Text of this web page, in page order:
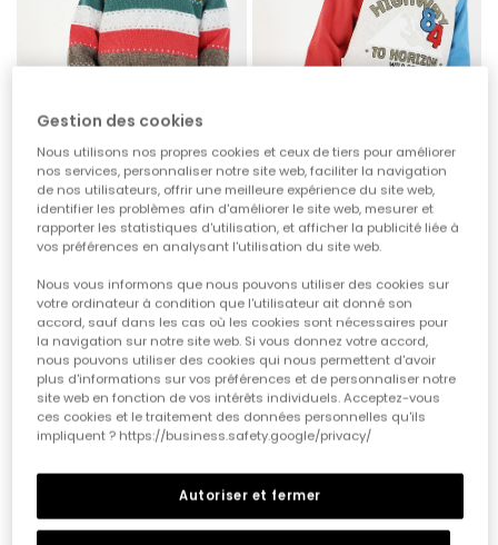
Pull garçon écru à rayures multicolores
39,95 €
Sweat-shirt molleton écru garçon à capuche Highway 84
35,95 €
Gestion des cookies
Nous utilisons nos propres cookies et ceux de tiers pour améliorer
nos services, personnaliser notre site web, faciliter la navigation
de nos utilisateurs, offrir une meilleure expérience du site web,
identifier les problèmes afin d'améliorer le site web, mesurer et
rapporter les statistiques d'utilisation, et afficher la publicité liée à
vos préférences en analysant l'utilisation du site web.
Nous vous informons que nous pouvons utiliser des cookies sur
votre ordinateur à condition que l'utilisateur ait donné son
accord, sauf dans les cas où les cookies sont nécessaires pour
la navigation sur notre site web. Si vous donnez votre accord,
nous pouvons utiliser des cookies qui nous permettent d'avoir
plus d'informations sur vos préférences et de personnaliser notre
site web en fonction de vos intérêts individuels. Acceptez-vous
ces cookies et le traitement des données personnelles qu'ils
impliquent ? https://business.safety.google/privacy/
Autoriser et fermer